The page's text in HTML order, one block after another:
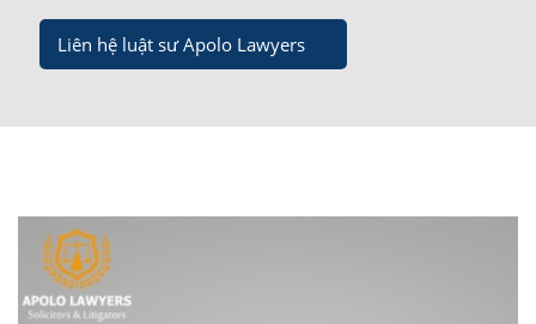
Liên hệ luật sư Apolo Lawyers